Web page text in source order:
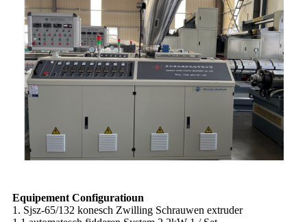
Equipement Configuratioun
1. Sjsz-65/132 konesch Zwilling Schrauwen extruder